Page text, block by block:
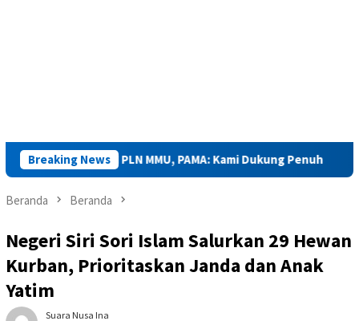
Breaking News
GM PLN MMU, PAMA: Kami Dukung Penuh
Beranda Beranda
Negeri Siri Sori Islam Salurkan 29 Hewan
Kurban, Prioritaskan Janda dan Anak
Yatim
Suara Nusa Ina